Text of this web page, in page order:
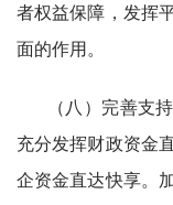
者权益保障，发挥
面的作用。
（八）完善支
充分发挥财政资金
企资金直达快享。